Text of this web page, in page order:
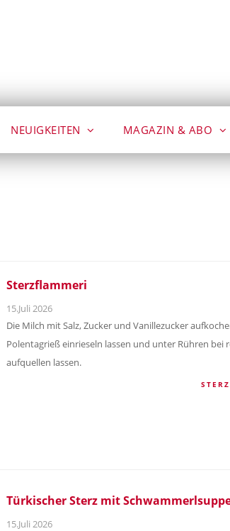
NEUIGKEITEN MAGAZIN & ABO
Sterzflammeri
15.Juli 2026
Die Milch mit Salz, Zucker und Vanillezucker
Polentagrieß einrieseln lassen und unter Rühren bei
aufquellen lassen.
Türkischer Sterz mit
15.Juli 2026